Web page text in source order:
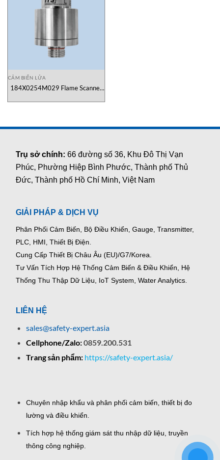
CẢM BIẾN LỬA
184X0254M029 Flame Scanner
Trụ sở chính:66 đường số 36, Khu Đô Thị Vạn
Phúc, Phường Hiệp Bình Phước, Thành phố Thủ
Đức, Thành phố Hồ Chí Minh, Việt Nam
GIẢI PHÁP & DỊCH VỤ
Phân Phối Cảm Biến, Bộ Điều Khiển, Gauge, Transmitter,
PLC, HMI, Thiết Bị Điện.
Cung Cấp Thiết Bị Châu Âu (EU)/G7/Korea.
Tư Vấn Tích Hợp Hệ Thống Cảm Biến & Điều Khiển, Hệ
Thống Thu Thập Dữ Liệu, IoT System, Water Analytics.
LIÊN HỆ
sales@safety-expert.asia
Cellphone/Zalo:0859.200.531
Trang sản phẩm: https://safety-expert.asia/
Chuyên nhập khẩu và phân phối cảm biến, thiết bị đo
lường và điều khiển.
Tích hợp hệ thống giám sát thu nhập dữ liệu, truyền
thông công nghiệp.